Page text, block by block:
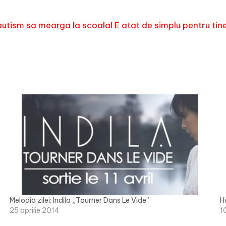
sa mearga la scoala! E atat de simplu pentru
Melodia zilei: Indila „Tourner Dans Le Vide”
25 aprilie 2014